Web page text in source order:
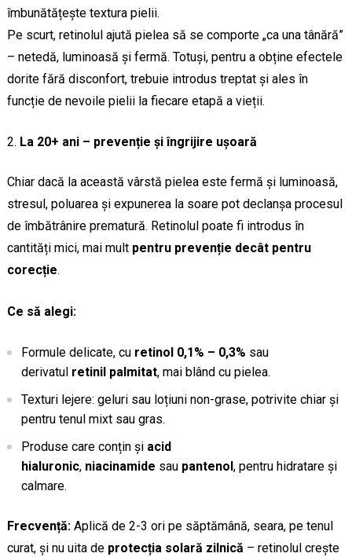
îmbunătățește textura pielii.
Pe scurt, retinolul ajută pielea să se comporte „ca una tânără”
– netedă, luminoasă și fermă. Totuși, pentru a obține efectele
dorite fără disconfort, trebuie introdus treptat și ales în
funcție de nevoile pielii la fiecare etapă a vieții.
La 20+ ani – prevenție și îngrijire ușoară
Chiar dacă la această vârstă pielea este fermă și luminoasă,
stresul, poluarea și expunerea la soare pot declanșa procesul
de îmbătrânire prematură. Retinolul poate fi introdus în
cantități mici, mai mult pentru prevenție decât pentru
corecție.
Ce să alegi:
Formule delicate, cu retinol 0,1% – 0,3% sau
derivatul retinil palmitat, mai blând cu pielea.
Texturi lejere: geluri sau loțiuni non-grase, potrivite chiar și
pentru tenul mixt sau gras.
Produse care conțin și acid
hialuronic, niacinamide sau pantenol , pentru hidratare și
calmare.
Frecvență:Aplică de 2-3 ori pe săptămână, seara, pe tenul
curat, și nu uita de protecția solară zilnică – retinolul crește